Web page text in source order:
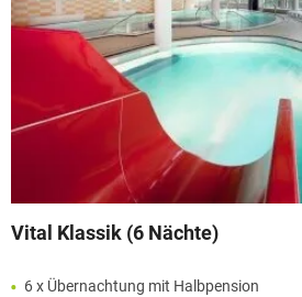
Vital Klassik (6 Nächte)
6 x Übernachtung mit Halbpension